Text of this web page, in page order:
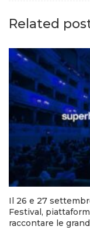
Related
Il 26 e 27
Festival,
raccontare le